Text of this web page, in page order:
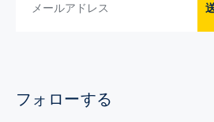
フォローする